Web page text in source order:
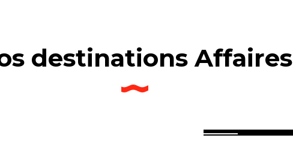
destinations Affaires